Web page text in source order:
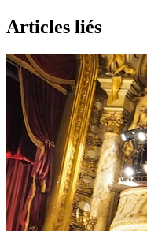
Articles liés